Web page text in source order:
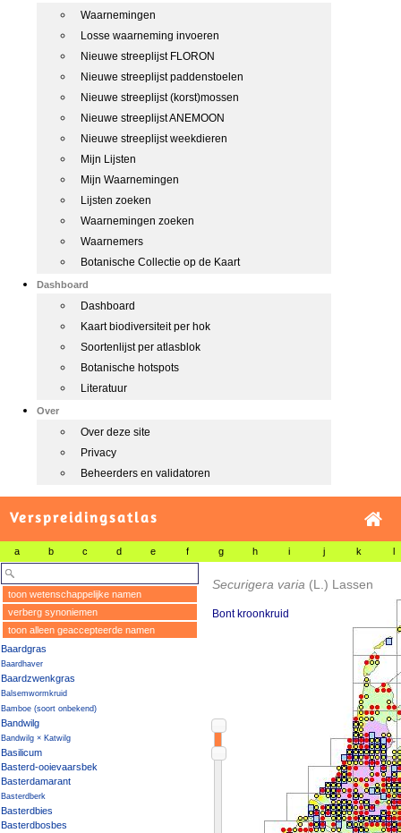
Waarnemingen
Losse waarneming invoeren
Nieuwe streeplijst FLORON
Nieuwe streeplijst paddenstoelen
Nieuwe streeplijst (korst)mossen
Nieuwe streeplijst ANEMOON
Nieuwe streeplijst weekdieren
Mijn Lijsten
Mijn Waarnemingen
Lijsten zoeken
Waarnemingen zoeken
Waarnemers
Botanische Collectie op de Kaart
Dashboard
Dashboard
Kaart biodiversiteit per hok
Soortenlijst per atlasblok
Botanische hotspots
Literatuur
Over
Over deze site
Privacy
Beheerders en validatoren
Verspreidingsatlas
a b c d e f g h i j k l
toon wetenschappelijke namen
verberg synoniemen
toon alleen geaccepteerde namen
Baardgras
Baardhaver
Baardzwenkgras
Balsemwormkruid
Bamboe (soort onbekend)
Bandwilg
Bandwilg × Katwilg
Basilicum
Basterd-ooievaarsbek
Basterdamarant
Basterdberk
Basterdbies
Basterdbosbes
Securigera varia (L.) Lassen
Bont kroonkruid